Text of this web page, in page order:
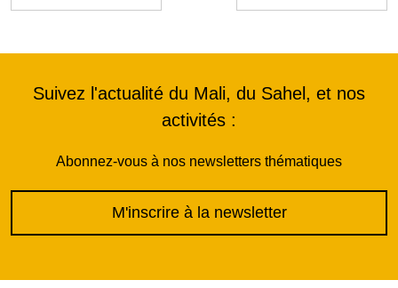
Suivez l'actualité du Mali, du Sahel, et nos
activités :
Abonnez-vous à nos newsletters thématiques
M'inscrire à la newsletter